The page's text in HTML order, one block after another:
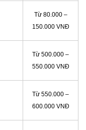
Từ 80.000 –
150.000 VNĐ
Từ 500.000 –
550.000 VNĐ
Từ 550.000 –
600.000 VNĐ